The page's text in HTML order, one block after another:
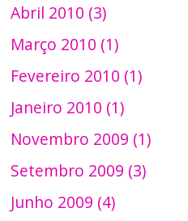
Abril 2010 (3)
Março 2010 (1)
Fevereiro 2010 (1)
Janeiro 2010 (1)
Novembro 2009 (1)
Setembro 2009 (3)
Junho 2009 (4)